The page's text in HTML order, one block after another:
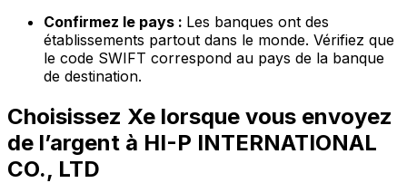
Confirmez le pays : Les banques ont des
établissements partout dans le monde. Vérifiez que
le code SWIFT correspond au pays de la banque
de destination.
Choisissez Xe lorsque vous envoyez
de l’argent à HI-P INTERNATIONAL
CO., LTD